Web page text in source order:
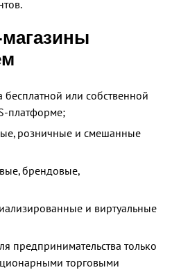
или собственной
платформе;
розничные и смешанные
брендовые,
и виртуальные
предпринимательства только
торговыми